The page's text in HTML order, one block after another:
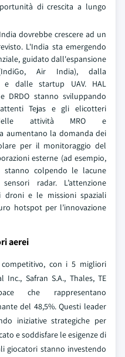
di crescita a lungo
dovrebbe crescere ad un
L'India sta emergendo
guidato dall'espansione
Air India), dalla
e dalle startup UAV. HAL
DRDO stanno sviluppando
Tejas e gli elicotteri
delle attività MRO e
aumentano la domanda dei
per il monitoraggio del
esterne (ad esempio,
stanno colpendo le lacune
radar. L’attenzione
droni e le missioni spaziali
hotspot per l’innovazione
aerei
con i 5 migliori
Safran S.A., Thales, TE
che rappresentano
del 48,5%. Questi leader
iniziative strategiche per
e soddisfare le esigenze di
giocatori stanno investendo